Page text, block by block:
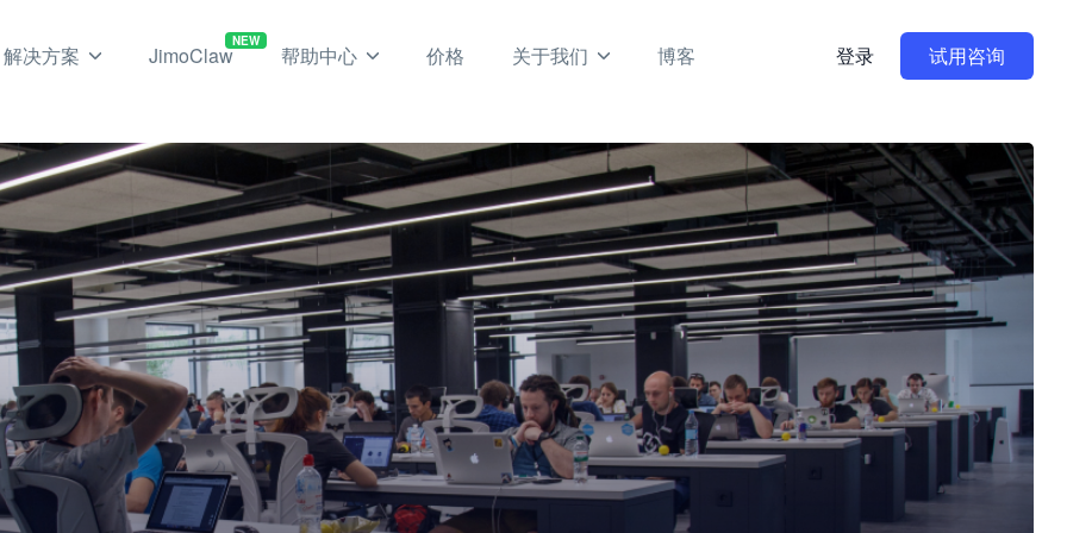
解决方案 JimoClaw
NEW
帮助中心 价格 关于我们 博客 登录 试用咨询